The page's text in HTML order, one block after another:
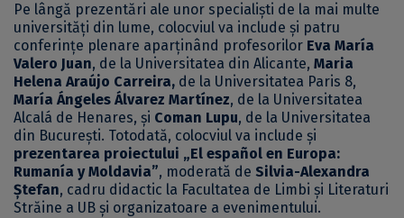
Pe lângă prezentări ale unor specialiști de la mai multe
universități din lume, colocviul va include și patru
conferințe plenare aparținând profesorilor Eva María
Valero Juan, de la Universitatea din Alicante, Maria
Helena Araújo Carreira, de la Universitatea Paris 8,
María Ángeles Álvarez Martínez, de la Universitatea
Alcalá de Henares, și Coman Lupu, de la Universitatea
din București. Totodată, colocviul va include și
prezentarea proiectului „El español en Europa:
Rumanía y Moldavia”, moderată de Silvia-Alexandra
Ștefan, cadru didactic la Facultatea de Limbi și Literaturi
Străine a UB și organizatoare a evenimentului.